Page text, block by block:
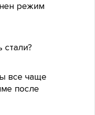
режим
стали?
все чаще
после